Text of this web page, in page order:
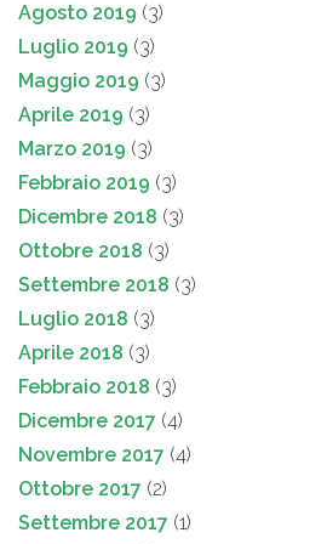
Agosto 2019 (3)
Luglio 2019 (3)
Maggio 2019 (3)
Aprile 2019 (3)
Marzo 2019 (3)
Febbraio 2019 (3)
Dicembre 2018 (3)
Ottobre 2018 (3)
Settembre 2018 (3)
Luglio 2018 (3)
Aprile 2018 (3)
Febbraio 2018 (3)
Dicembre 2017 (4)
Novembre 2017 (4)
Ottobre 2017 (2)
Settembre 2017 (1)